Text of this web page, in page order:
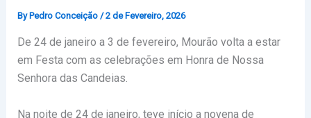
By Pedro Conceição /2 de Fevereiro, 2026
De 24 de janeiro a 3 de fevereiro, Mourão volta a estar
em Festa com as celebrações em Honra de Nossa
Senhora das Candeias.
Na noite de 24 de janeiro, teve início a novena de